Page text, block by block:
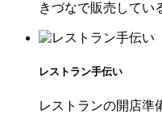
きづなで販売してい
レストラン手伝い
レストランの開店準